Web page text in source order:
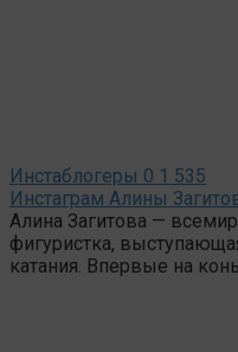
Инстаблогеры 0 1 535
Инстаграм Алины
Алина Загитова —
фигуристка,
катания. Впервые на